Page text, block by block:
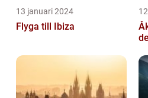
13 januari 2024
Flyga till Ibiza